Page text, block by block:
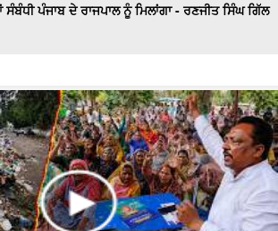
ਪੰਜਾਬ ਦੇ ਰਾਜਪਾਲ ਨੂੰ ਮਿਲਾਂਗਾ - ਰਣਜੀਤ ਸਿੰਘ ਗਿੱਲ